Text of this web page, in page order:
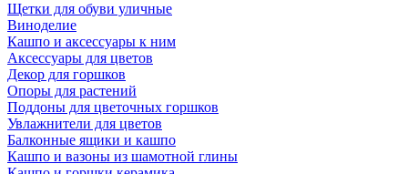
Щетки для обуви уличные
Виноделие
Кашпо и аксессуары к ним
Аксессуары для цветов
Декор для горшков
Опоры для растений
Поддоны для цветочных горшков
Увлажнители для цветов
Балконные ящики и кашпо
Кашпо и вазоны из шамотной глины